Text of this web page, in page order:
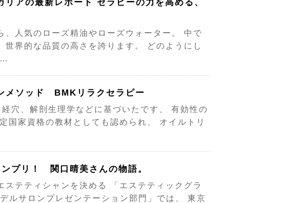
アの最新レポート セラピーの力を高める、
人気のローズ精油やローズウォーター。 中で
世界的な品質の高さを誇ります。 どのようにし
…
メソッド BMKリラクセラピー
穴、解剖生理学などに基づいたです、 有効性の
国家資格の教材としても認められ、 オイルトリ
プリ！ 関口晴美さんの物語。
ステティシャンを決める 「エステティックグラ
ルサロンプレゼンテーション部門」では、 東京